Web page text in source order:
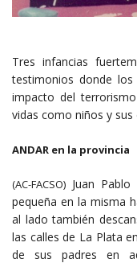
Tres infancias
testimonios donde
impacto del
vidas como niños y
ANDAR en la provincia
(AC-FACSO) Juan
pequeña en la misma
al lado también
las calles de La Plata
de sus padres en